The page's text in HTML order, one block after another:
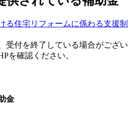
る住宅リフォームに係わる支援制
受付を終了している場合がござい
を確認ください。
金